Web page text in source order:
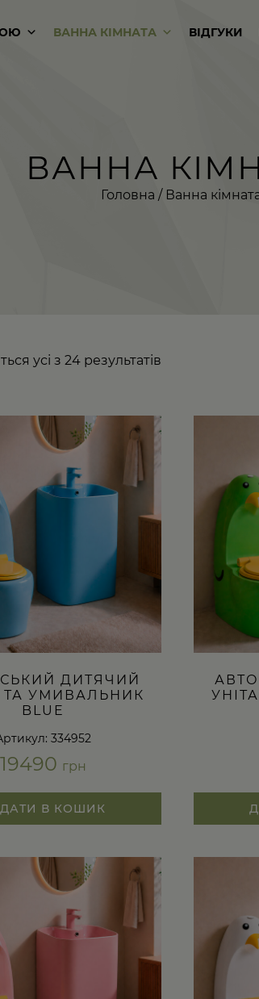
ВАННА КІМНАТА ВІДГУКИ
ВАННА
Головна / Ванна
усі з 24 результатів
ДИТЯЧИЙ
ТА УМИВАЛЬНИК
BLUE
334952
19490 грн
В КОШИК